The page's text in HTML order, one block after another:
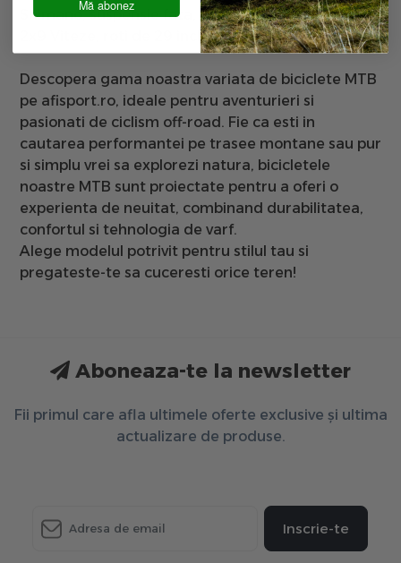
Shimano, suspensie fata, frana pe disc hidraulica,
, roti de 29 inch echipateWTB Comp.
Descopera gama noastra variata de biciclete MTB
pe afisport.ro, ideale pentru aventurieri si
pasionati de ciclism off-road. Fie ca esti in
cautarea performantei pe trasee montane sau pur
si simplu vrei sa explorezi natura, bicicletele
noastre MTB sunt proiectate pentru a oferi o
experienta de neuitat, combinand durabilitatea,
confortul si tehnologia de varf.
Alege modelul potrivit pentru stilul tau si
pregateste-te sa cuceresti orice teren!
Aboneaza-te la newsletter
Fii primul care afla ultimele oferte exclusive și ultima
actualizare de produse.
Inscrie-te
Mă abonez